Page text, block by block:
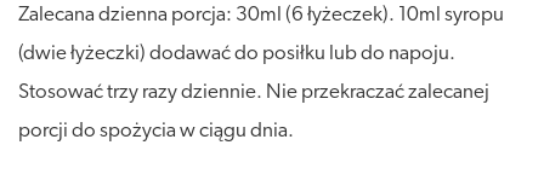
Zalecana dzienna porcja: 30ml (6 łyżeczek). 10ml syropu
(dwie łyżeczki) dodawać do posiłku lub do napoju.
Stosować trzy razy dziennie. Nie przekraczać zalecanej
porcji do spożycia w ciągu dnia.